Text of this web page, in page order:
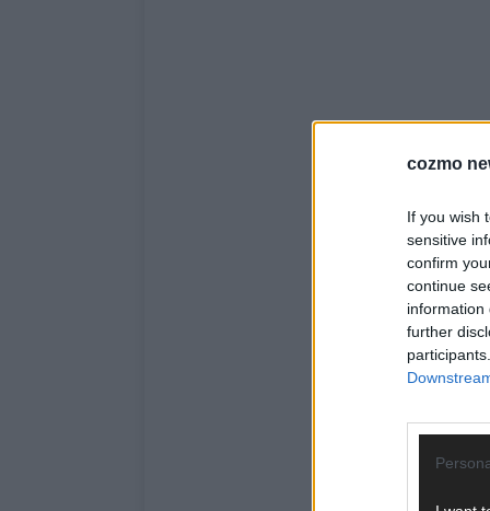
cozmo
If you wish
sensitive
confirm
continue
information
further